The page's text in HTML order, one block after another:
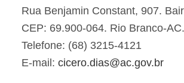
Rua Benjamin Constant, 907.
CEP: 69.900-064. Rio Branco-AC.
Telefone: (68) 3215-4121
E-mail: cicero.dias@ac.gov.br